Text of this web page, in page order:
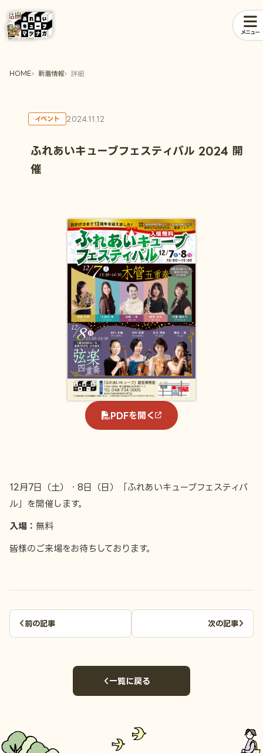
メニュー
HOME 新着情報 詳細
イベント 2024.11.12
ふれあいキューブフェスティバル 2024 開
催
PDFを開く
12月7日（土）・8日（日）「ふれあいキューブフェスティバ
ル」を開催します。
入場： 無料
皆様のご来場をお待ちしております。
前の記事 次の記事
一覧に戻る